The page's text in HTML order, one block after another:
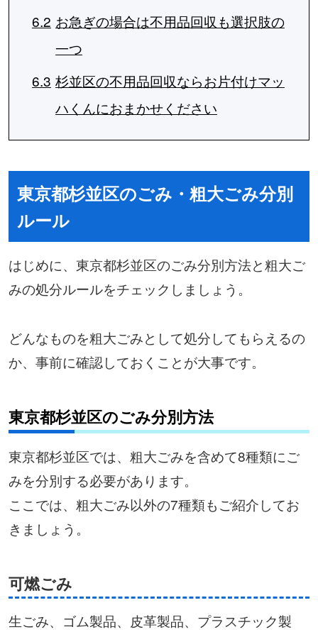
6.2 お急ぎの場合は不用品回収も選択肢の
一つ
6.3 杉並区の不用品回収ならお片付けマッ
ハくんにおまかせください
東京都杉並区のごみ・粗大ごみ分別
ルール
はじめに、東京都杉並区のごみ分別方法と粗大ご
みの処分ルールをチェックしましょう。
どんなものを粗大ごみとして処分してもらえるの
か、事前に確認しておくことが大事です。
東京都杉並区のごみ分別方法
東京都杉並区では、粗大ごみを含めて8種類にご
みを分別する必要があります。
ここでは、粗大ごみ以外の7種類もご紹介してお
きましょう。
可燃ごみ
生ごみ、ゴム製品、皮革製品、プラスチック製